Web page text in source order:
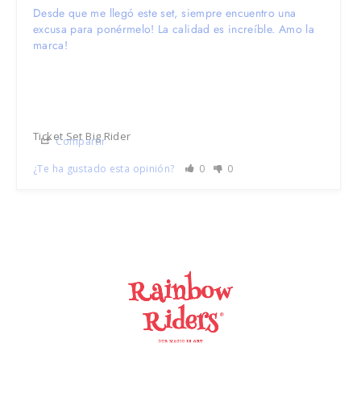
Desde que me llegó este set, siempre encuentro una
excusa para ponérmelo! La calidad es increíble. Amo la
Ticket Set Big Rider
Compartir
¿Te ha gustado esta opinión?
0 0